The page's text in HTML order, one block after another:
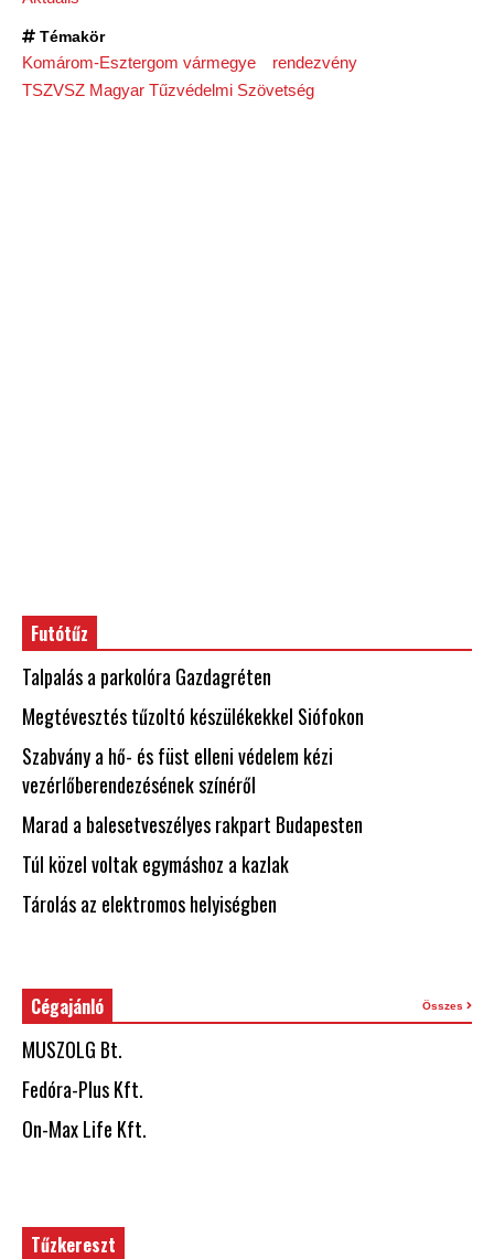
Témakör
Komárom-Esztergom vármegye
rendezvény
TSZVSZ Magyar Tűzvédelmi Szövetség
Futótűz
Talpalás a parkolóra Gazdagréten
Megtévesztés tűzoltó készülékekkel Siófokon
Szabvány a hő- és füst elleni védelem kézi
vezérlőberendezésének színéről
Marad a balesetveszélyes rakpart Budapesten
Túl közel voltak egymáshoz a kazlak
Tárolás az elektromos helyiségben
Cégajánló Összes
MUSZOLG Bt.
Fedóra-Plus Kft.
On-Max Life Kft.
Tűzkereszt